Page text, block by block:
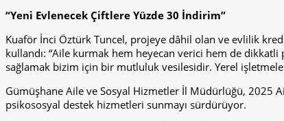
“Yeni Evlenecek Çiftlere Yüzde 30 İndirim”
Kuaför İnci Öztürk Tuncel, projeye dâhil olan ve evlilik
kullandı: “Aile kurmak hem heyecan verici hem de
sağlamak bizim için bir mutluluk vesilesidir. Yerel
Gümüşhane Aile ve Sosyal Hizmetler İl Müdürlüğü, 2025
psikososyal destek hizmetleri sunmayı sürdürüyor.